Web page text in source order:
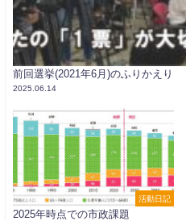
前回選挙(2021年6月)のふりかえり
2025.06.14
活動日記
2025年時点での市政課題